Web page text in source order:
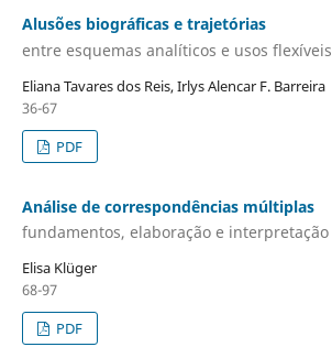
Alusões biográficas e trajetórias
entre esquemas analíticos e usos flexíveis
Eliana Tavares dos Reis, Irlys Alencar F. Barreira
36-67
PDF
Análise de correspondências múltiplas
fundamentos, elaboração e interpretação
Elisa Klüger
68-97
PDF